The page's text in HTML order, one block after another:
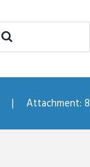
Attachment: 8